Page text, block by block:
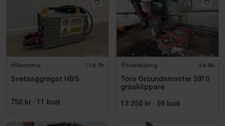
Bromma 11d 5h
Svetsaggregat HBS
750 kr · 11 bud
Norrköping 4d 8h
Toro Groundsmaster 5910
gräsklippare
13 250 kr · 56 bud